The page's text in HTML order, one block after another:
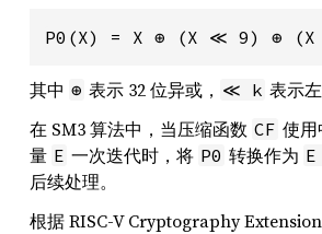
其中 ⊕ 表示 32 位异或， ≪ k 表示
在 SM3 算法中，当压缩函数 CF 使用
量 E 一次迭代时，将 P0 转换作为
后续处理。
根据 RISC-V Cryptography